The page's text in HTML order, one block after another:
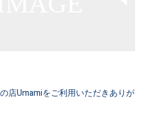
店Umamiをご利用いただきありが